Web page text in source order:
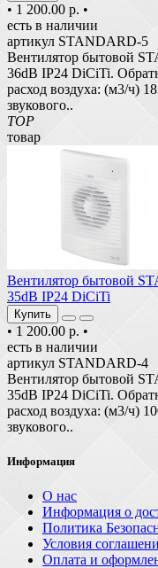
• 1 200.00 р. •
есть в наличии
артикул STANDARD-5
Вентилятор бытовой
36dB IP24 DiCiTi.
расход воздуха: (м3/ч)
звукового..
TOP
товар
Вентилятор бытовой
35dB IP24 DiCiTi
Купить
• 1 200.00 р. •
есть в наличии
артикул STANDARD-4
Вентилятор бытовой
35dB IP24 DiCiTi.
расход воздуха: (м3/ч)
звукового..
Информация
О нас
Информация о
Политика
Условия
Оплата и